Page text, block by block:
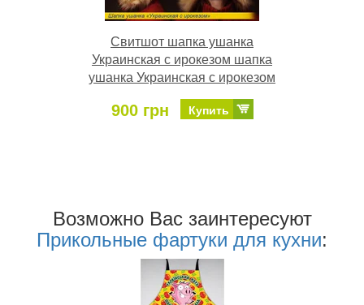
Свитшот шапка ушанка
Украинская с ирокезом шапка
ушанка Украинская с ирокезом
900 грн Купить
Возможно Ваc заинтересуют
Прикольные фартуки для кухни: